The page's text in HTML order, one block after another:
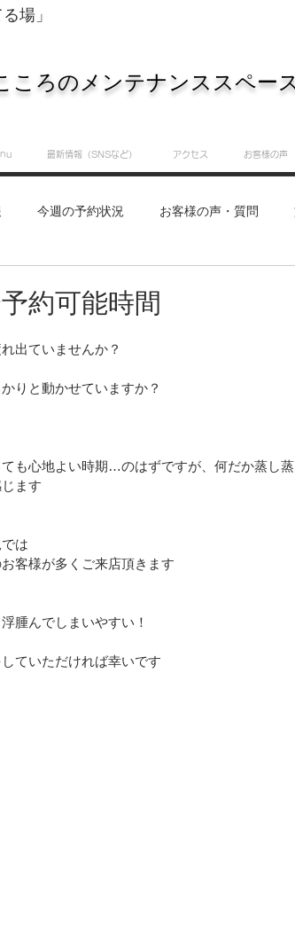
場」
ころのメンテナンススペ
最新情報（SNSなど） アクセス お客様の声
今週の予約状況 お客様の声・質問
約可能時間
出ていませんか？
りと動かせていますか？
も心地よい時期…のはずですが、何だか蒸し
ます
は
お客様が多くご来店頂きます
腫んでしまいやすい！
ていただければ幸いです